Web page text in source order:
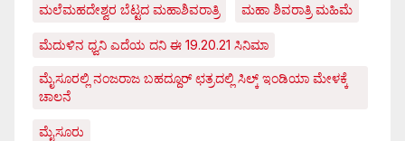
ಮಲೆಮಹದೇಶ್ವರ ಬೆಟ್ಟದ ಮಹಾಶಿವರಾತ್ರಿ ಮಹಾ ಶಿವರಾತ್ರಿ ಮಹಿಮೆ
ಮೆದುಳಿನ ಧ್ವನಿ ಎದೆಯ ದನಿ ಈ 19.20.21 ಸಿನಿಮಾ
ಮೈಸೂರಲ್ಲಿ ನಂಜರಾಜ ಬಹದ್ದೂರ್ ಛತ್ರದಲ್ಲಿ ಸಿಲ್ಕ್ ಇಂಡಿಯಾ ಮೇಳಕ್ಕೆ
ಚಾಲನೆ
ಮೈಸೂರು